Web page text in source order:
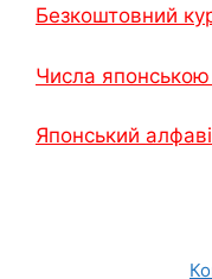
Безкоштовний
Числа
Японський